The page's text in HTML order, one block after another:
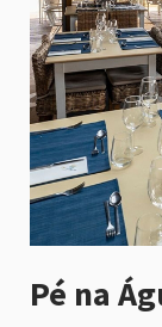
Pé na